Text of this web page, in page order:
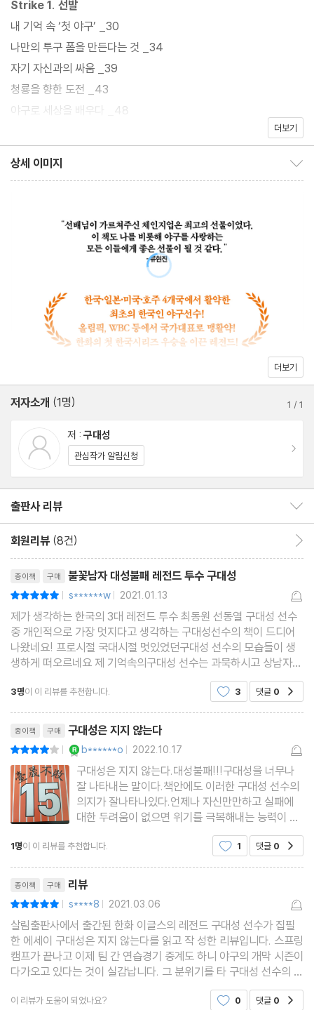
진 일들이지만, 도전정신, 승부욕, 향상심, 의지와 노력 등 누구나 공
감할 수 있는 삶을 대하는 바람직한 태도와 자세가 가득하다.
Strike 1. 선발
내 기억 속 ‘첫 야구’ _30
나만의 투구 폼을 만든다는 것 _34
자기 자신과의 싸움 _39
청룡을 향한 도전 _43
야구로 세상을 배우다 _48
어디 불 끌 곳 없습니까? _84
나와 한화 이글스의 첫 한국시리즈 우승 _95
2000 시드니 올림픽 그리고 한일전 155구 완투승 _117
MLB라는 꿈, NPB라는 현실 _132
돈보다 중요한 야구라는 나눔 _142
투수와 포수, ‘배터리’라는 작은 팀 _153
메이저리그 전설의 5할 타자 _180
2006 WBC, 세계를 놀라게 한 대한민국 _192
코리안 몬스터 류현진, 그와 나를 연결해준 체인지업 _210
Strike 3. 마무리
더 던지고 싶었기에 찾아간 낯선 땅 호주 _220
차별은 문화가 될 수 없다 _232
에필로그 - 마운드를 떠나며 _260
감사의 글 _264
부록
구대성이 뽑은 한국야구 드림팀 _286
더보기
상세 이미지
더보기
저자소개 (1명) 1 /1
저 : 구대성
관심작가 알림신청
출판사 리뷰
회원리뷰 (8건)
종이책 구매 불꽃남자 대성불패 레전드 투수 구대성
| s******w | 2021.01.13
제가 생각하는 한국의 3대 레전드 투수 최동원 선동열 구대성 선수
중 개인적으로 가장 멋지다고 생각하는 구대성선수의 책이 드디어
나왔네요! 프로시절 국대시절 멋있었던구대성 선수의 모습들이 생
생하게 떠오르네요 제 기억속의구대성 선수는 과묵하시고 상남자셨
는데 그 분이 책을 직접 쓰셨다니 그 내용이 너무 궁금하고 표지 부
터가 빙그레이글스 시절의 추억을 떠올리게 하네요 골
3명이 이 리뷰를 추천합니다. 3 댓글 0
종이책 구매 구대성은 지지 않는다
| b******o | 2022.10.17
구대성은 지지 않는다.대성불패!!!구대성을 너무나
잘 나타내는 말이다.책안에도 이러한 구대성 선수의
의지가 잘나타나있다.언제나 자신만만하고 실패에
대한 두려움이 없으면 위기를 극복해내는 능력이 탁
월하다.에이스의 덕목을 모두 갖춘 선수의 이야기가
잘 쓰여있다.살아가는데 참고하면 좋을만한 이야기
성선수는 분명 한화의 영구
1명이 이 리뷰를 추천합니다. 1 댓글 0
종이책 구매 리뷰
| s****8 | 2021.03.06
살림출판사에서 출간된 한화 이글스의 레전드 구대성 선수가 집필
한 에세이 구대성은 지지 않는다를 읽고 작 성한 리뷰입니다. 스프링
캠프가 끝나고 이제 팀 간 연습경기 중계도 하니 야구의 개막 시즌이
다가오고 있다는 것이 실감납니다. 그 분위기를 타 구대성 선수의 에
세이를 다시 한번 읽어보았습니다. 이 미 알려진 이야기도 있고 또
알려진 풍문과는 다른 사실들도 있어서 야구팬
이 리뷰가 도움이 되었나요? 0 댓글 0